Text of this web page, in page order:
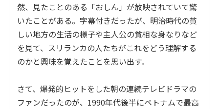
然、見たことのある「おしん」が放映されていて驚
いたことがある。字幕付きだったが、明治時代の貧
しい地方の生活の様子や主人公の貧相な身なりなど
を見て、スリランカの人たちがこれをどう理解する
のかと興味を覚えたことを思い出す。
さて、爆発的ヒットをした朝の連続テレビドラマの
ファンだったのが、1990年代後半にベトナムで最高